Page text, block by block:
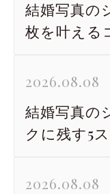
結婚写真の
枚を叶える
2026.08.08
結婚写真の
クに残す5
2026.08.08